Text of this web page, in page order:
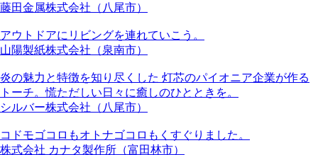
藤田金属株式会社（八尾市）
アウトドアにリビングを連れていこう。
山陽製紙株式会社（泉南市）
炎の魅力と特徴を知り尽くした 灯芯のパイオニア企業が作る
トーチ。慌ただしい日々に癒しのひとときを。
シルバー株式会社（八尾市）
コドモゴコロもオトナゴコロもくすぐりました。
株式会社 カナタ製作所（富田林市）